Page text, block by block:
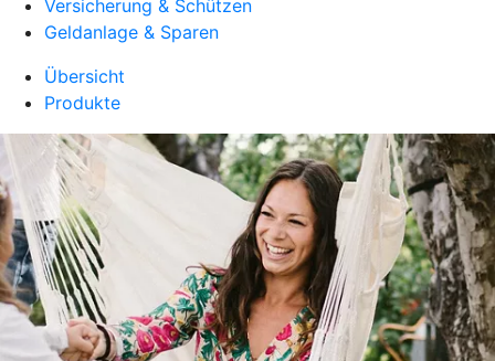
Versicherung & Schützen
Geldanlage & Sparen
Übersicht
Produkte